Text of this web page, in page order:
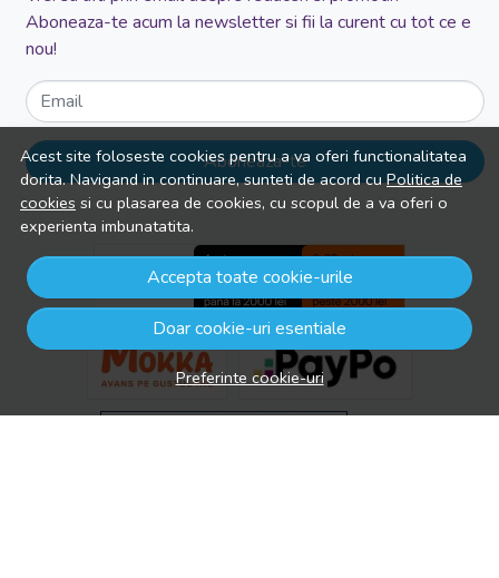
Acest site foloseste cookies pentru a va oferi functionalitatea
dorita. Navigand in continuare, sunteti de acord cuPolitica de
cookies si cu plasarea de cookies, cu scopul de a va oferi o
experienta imbunatatita.
Accepta toate cookie-urile
Doar cookie-uri esentiale
Preferinte cookie-uri
Aboneaza-te acum la newsletter si fii la curent cu tot ce e
nou!
Email
Aboneaza-te